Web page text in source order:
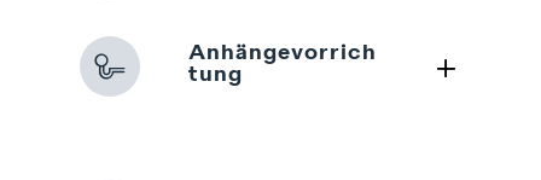
Anhängevorrich
tung
L